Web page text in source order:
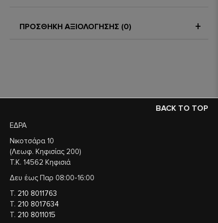
ΠΡΟΣΘΗΚΗ ΑΞΙΟΛΟΓΗΣΗΣ (0)
BACK TO TOP
ΕΔΡΑ
Νικοτσάρα 10
(Λεωφ. Κηφισίας 200)
Τ.Κ. 14562 Κηφισιά
Δευ έως Παρ 08:00-16:00
Τ. 210 8011763
Τ. 210 8017634
Τ. 210 8011015